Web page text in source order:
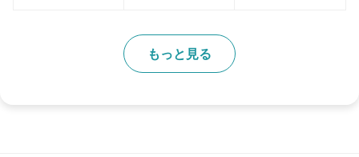
もっと見る